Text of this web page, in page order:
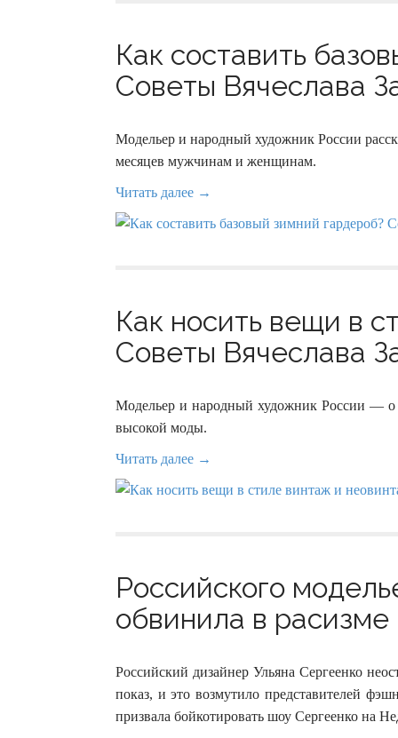
Как составить
Советы Вячеслава
Модельер и народный художник России
месяцев мужчинам и женщинам.
Читать далее →
Как носить вещи в
Советы Вячеслава
Модельер и народный художник России — о
высокой моды.
Читать далее →
Российского
обвинила в
Российский дизайнер Ульяна Сергеенко
показ, и это возмутило представителей
призвала бойкотировать шоу Сергеенко на